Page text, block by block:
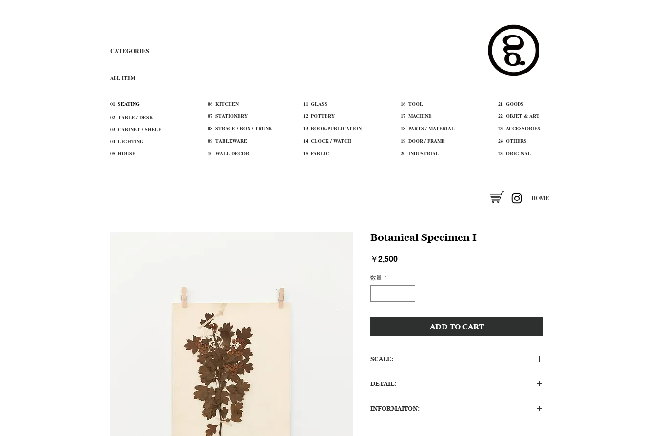
​CATEGORIES
​ALL ITEM
​01 SEATING
02 TABLE / DESK
03 CABINET / SHELF
​04 LIGHTING
​05 HOUSE
​06 KITCHEN
07 STATIONERY
08 STRAGE / BOX / TRUNK
09 TABLEWARE
10 WALL DECOR
11 ​GLASS
12 ​POTTERY
13 BOOK/PUBLICATION
14 CLOCK / WATCH
15 ​FABLIC
16 TOOL​
17 MACHINE​
18 ​PARTS / MATERIAL
19 ​DOOR / FRAME
20 INDUSTRIAL
21 ​GOODS
22 ​OBJET & ART
​23 ACCESSORIES
24 OTHERS
25 ORIGINAL
​HOME
Botanical Specimen Ⅰ
￥2,500価
数量 *
ADD TO CART
SCALE:
DETAIL:
変化によって色あせがありますが、丁寧に保存されてい
INFORMAITON: